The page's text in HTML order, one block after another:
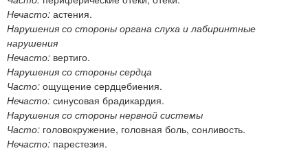
Нечасто: астения.
Нарушения со стороны органа слуха и лабиринтные
нарушения
Нечасто: вертиго.
Нарушения со стороны сердца
Часто: ощущение сердцебиения.
Нечасто: синусовая брадикардия.
Нарушения со стороны нервной системы
Часто: головокружение, головная боль, сонливость.
Нечасто: парестезия.